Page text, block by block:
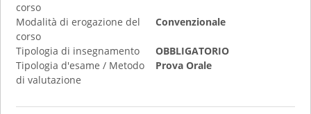
corso
Modalità di erogazione del
corso
Convenzionale
Tipologia di insegnamento
OBBLIGATORIO
Tipologia d'esame / Metodo
di valutazione
Prova Orale